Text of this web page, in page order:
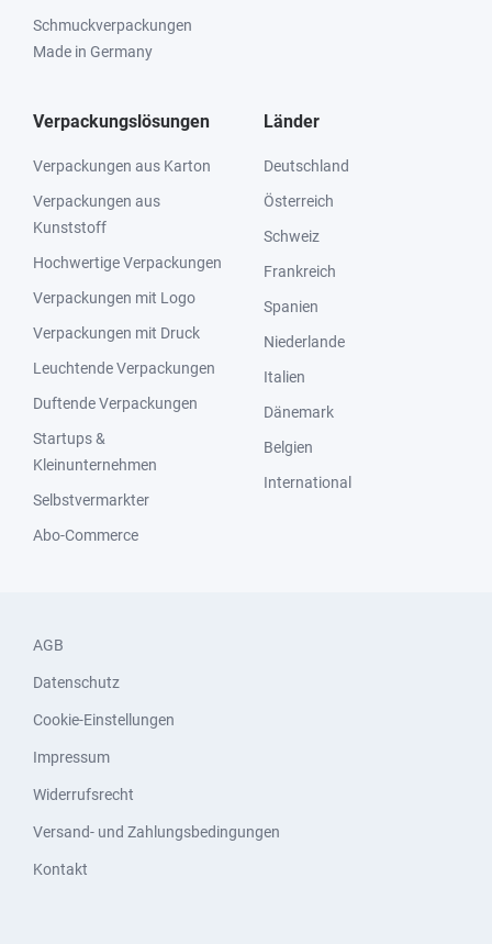
Schmuckverpackungen
Made in Germany
Verpackungslösungen
Verpackungen aus Karton
Verpackungen aus
Kunststoff
Hochwertige Verpackungen
Verpackungen mit Logo
Verpackungen mit Druck
Leuchtende Verpackungen
Duftende Verpackungen
Startups &
Kleinunternehmen
Selbstvermarkter
Abo-Commerce
Länder
Deutschland
Österreich
Schweiz
Frankreich
Spanien
Niederlande
Italien
Dänemark
Belgien
International
AGB
Datenschutz
Cookie-Einstellungen
Impressum
Widerrufsrecht
Versand- und Zahlungsbedingungen
Kontakt